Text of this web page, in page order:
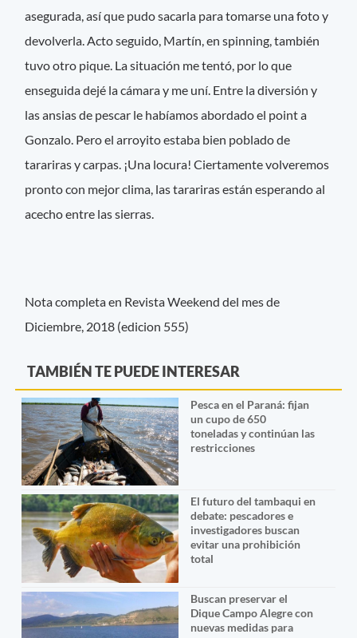
asegurada, así que pudo sacarla para tomarse una foto y
devolverla. Acto seguido, Martín, en spinning, también
tuvo otro pique. La situación me tentó, por lo que
enseguida dejé la cámara y me uní. Entre la diversión y
las ansias de pescar le habíamos abordado el point a
Gonzalo. Pero el arroyito estaba bien poblado de
tarariras y carpas. ¡Una locura! Ciertamente volveremos
pronto con mejor clima, las tarariras están esperando al
acecho entre las sierras.
Nota completa en Revista Weekend del mes de
Diciembre, 2018 (edicion 555)
TAMBIÉN TE PUEDE INTERESAR
Pesca en el Paraná: fijan
un cupo de 650
toneladas y continúan las
restricciones
El futuro del tambaqui en
debate: pescadores e
investigadores buscan
evitar una prohibición
total
Buscan preservar el
Dique Campo Alegre con
nuevas medidas para